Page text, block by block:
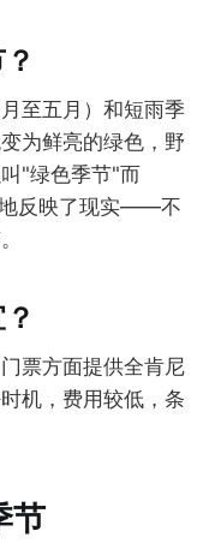
至五月）和短雨季
为鲜亮的绿色，野
"绿色季节"而
反映了现实——不
票方面提供全肯尼
机，费用较低，条
节